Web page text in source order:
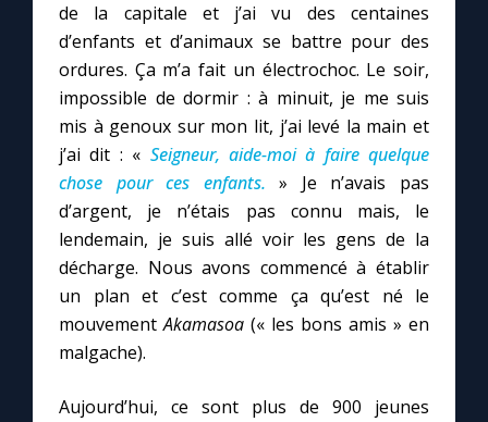
de la capitale et j’ai vu des centaines
d’enfants et d’animaux se battre pour des
ordures. Ça m’a fait un électrochoc. Le soir,
impossible de dormir : à minuit, je me suis
mis à genoux sur mon lit, j’ai levé la main et
j’ai dit : « Seigneur, aide-moi à faire quelque
chose pour ces enfants.
» Je n’avais pas
d’argent, je n’étais pas connu mais, le
lendemain, je suis allé voir les gens de la
décharge. Nous avons commencé à établir
un plan et c’est comme ça qu’est né le
mouvementAkamasoa (« les bons amis » en
malgache).
Aujourd’hui, ce sont plus de 900 jeunes